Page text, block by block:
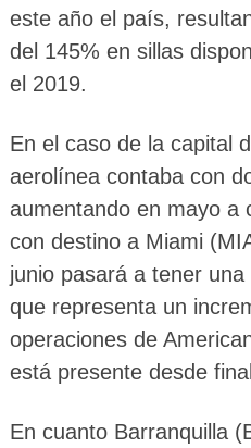
este año el país,
del 145% en sillas
el 2019.
En el caso de la capital
aerolínea contaba con
aumentando en mayo a
con destino a Miami
junio pasará a tener
que representa un
operaciones de
está presente desde
En cuanto Barranquilla